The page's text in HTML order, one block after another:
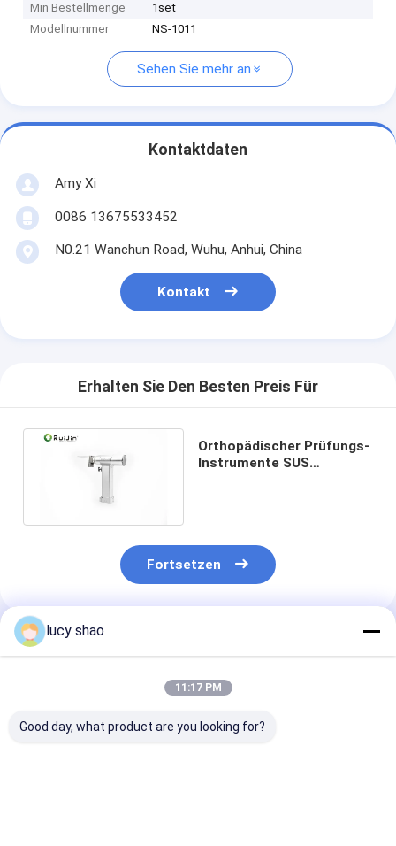
Min Bestellmenge
1set
Modellnummer
NS-1011
Sehen Sie mehr an
Kontaktdaten
Amy Xi
0086 13675533452
N0.21 Wanchun Road, Wuhu, Anhui, China
Kontakt
Erhalten Sie Den Besten Preis Für
Orthopädischer Prüfungs-
Instrumente SUS
Fortsetzen
Empfohlene Produkte
lucy shao
11:17 PM
Good day, what product are you looking for?